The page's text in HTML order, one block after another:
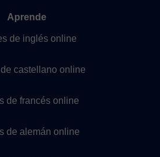
Aprende
de inglés online
castellano online
de francés online
de alemán online